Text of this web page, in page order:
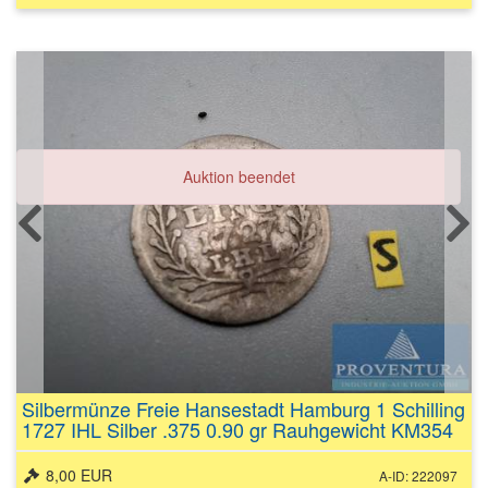
Auktion beendet
Silbermünze Freie Hansestadt Hamburg 1 Schilling
1727 IHL Silber .375 0.90 gr Rauhgewicht KM354
A-ID: 222097
8,00 EUR